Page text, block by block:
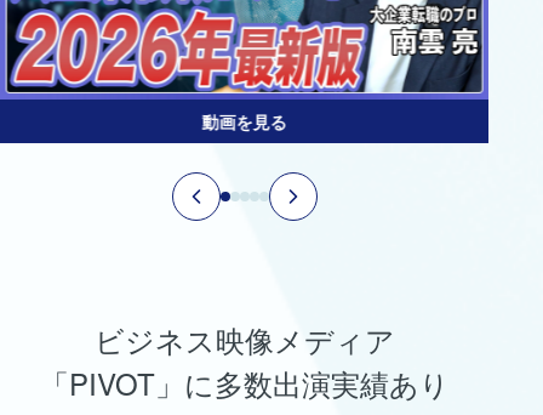
動画を見る
ビジネス映像メディア
「PIVOT」に多数出演実績あり